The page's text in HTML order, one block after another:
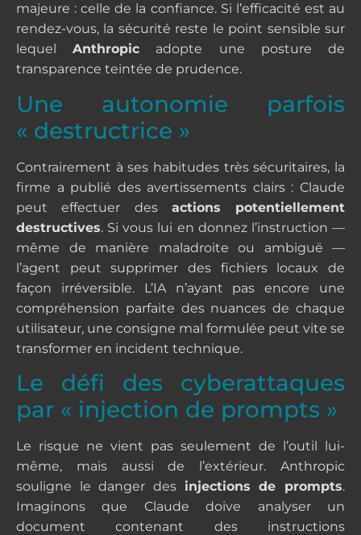
majeure : celle de la confiance. Si l’efficacité est au
rendez-vous, la sécurité reste le point sensible sur
lequelAnthropic adopte une posture de
transparence teintée de prudence.
Une autonomie parfois
« destructrice »
Contrairement à ses habitudes très sécuritaires, la
firme a publié des avertissements clairs : Claude
peut effectuer des actions potentiellement
destructives. Si vous lui en donnez l’instruction —
même de manière maladroite ou ambiguë —
l’agent peut supprimer des fichiers locaux de
façon irréversible. L’IA n’ayant pas encore une
compréhension parfaite des nuances de chaque
utilisateur, une consigne mal formulée peut vite se
transformer en incident technique.
Le défi des cyberattaques
par « injection de prompts »
Le risque ne vient pas seulement de l’outil lui-
même, mais aussi de l’extérieur. Anthropic
souligne le danger des injections de prompts.
Imaginons que Claude doive analyser un
document contenant des instructions